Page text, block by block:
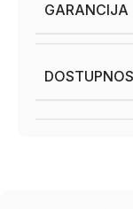
GARANCIJA